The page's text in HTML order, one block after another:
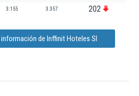
3.155 3.357 202
de Inffinit Hoteles Sl